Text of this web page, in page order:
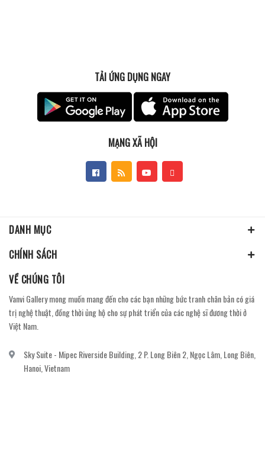
TẢI ỨNG DỤNG NGAY
MẠNG XÃ HỘI
DANH MỤC
CHÍNH SÁCH
VỀ CHÚNG TÔI
Vanvi Gallery mong muốn mang đến cho các bạn những bức tranh chân bản có giá
trị nghệ thuật, đồng thời ủng hộ cho sự phát triển của các nghệ sĩ đương thời ở
Việt Nam.
Sky Suite - Mipec Riverside Building, 2 P. Long Biên 2, Ngọc Lâm, Long Biên,
Hanoi, Vietnam